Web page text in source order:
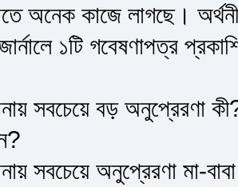
অনেক কাজে লাগছে।
১টি গবেষণাপত্র
সবচেয়ে বড় অনুপ্রেরণা
সবচেয়ে অনুপ্রেরণা মা-